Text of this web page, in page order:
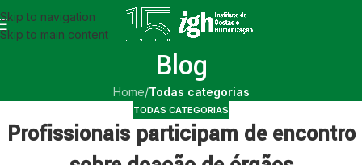
Skip to navigation
Skip to main content
Blog
Home/Todas categorias
TODAS CATEGORIAS
Profissionais participam de encontro